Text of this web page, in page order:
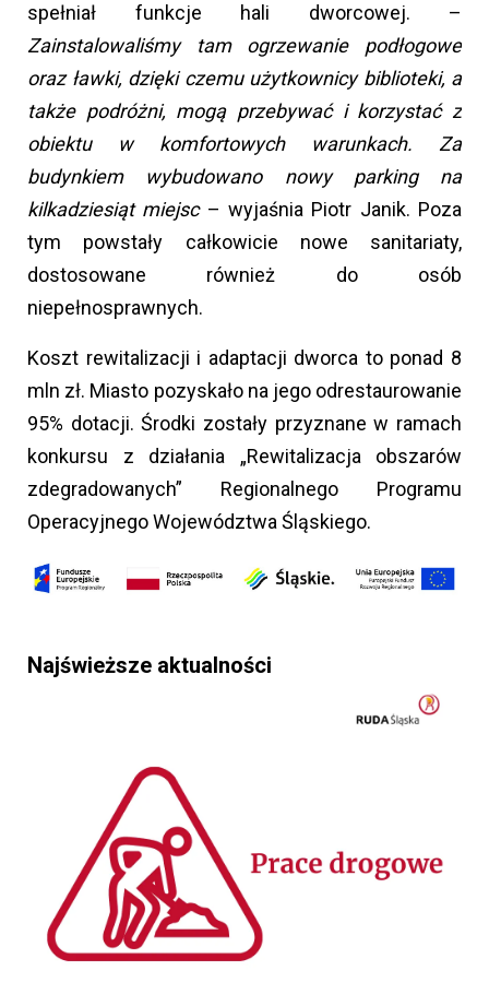
spełniał funkcje hali dworcowej. –
Zainstalowaliśmy tam ogrzewanie podłogowe
oraz ławki, dzięki czemu użytkownicy biblioteki, a
także podróżni, mogą przebywać i korzystać z
obiektu w komfortowych warunkach. Za
budynkiem wybudowano nowy parking na
kilkadziesiąt miejsc– wyjaśnia Piotr Janik. Poza
tym powstały całkowicie nowe sanitariaty,
dostosowane również do osób
niepełnosprawnych.
Koszt rewitalizacji i adaptacji dworca to ponad 8
mln zł. Miasto pozyskało na jego odrestaurowanie
95% dotacji. Środki zostały przyznane w ramach
konkursu z działania „Rewitalizacja obszarów
zdegradowanych” Regionalnego Programu
Operacyjnego Województwa Śląskiego.
Najświeższe aktualności